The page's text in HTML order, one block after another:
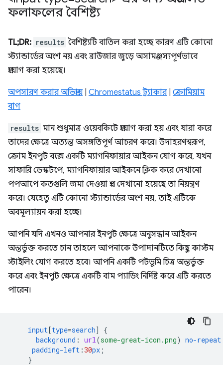
ফলাফলের বৈশিষ্ট্য
TL;DR: results বৈশিষ্ট্যটি বাতিল করা হচ্ছে কারণ এটি কোনো
স্ট্যান্ডার্ডের অংশ নয় এবং ব্রাউজার জুড়ে অসামঞ্জস্যপূর্ণভাবে
প্রয়োগ করা হয়েছে।
অপসারণ করার অভিপ্রায় Chromestatus ট্র্যাকার| ক্রোমিয়াম
বাগ
results মান শুধুমাত্র ওয়েবকিটে প্রয়োগ করা হয় এবং যারা করে
তাদের ক্ষেত্রে অত্যন্ত অসঙ্গতিপূর্ণ আচরণ করে। উদাহরণস্বরূপ,
ক্রোম ইনপুট বক্সে একটি ম্যাগনিফায়ার আইকন যোগ করে, যখন
সাফারি ডেস্কটপে, ম্যাগনিফায়ার আইকনে ক্লিক করে দেখানো
পপআপে কতগুলি জমা দেওয়া প্রশ্ন দেখানো হয়েছে তা নিয়ন্ত্রণ
করে। যেহেতু এটি কোনো স্ট্যান্ডার্ডের অংশ নয়, তাই এটিকে
অবমূল্যায়ন করা হচ্ছে।
আপনি যদি এখনও আপনার ইনপুট ক্ষেত্রে অনুসন্ধান আইকন
অন্তর্ভুক্ত করতে চান তাহলে আপনাকে উপাদানটিতে কিছু কাস্টম
স্টাইলিং যোগ করতে হবে। আপনি একটি পটভূমি চিত্র অন্তর্ভুক্ত
করে এবং ইনপুট ক্ষেত্রে একটি বাম প্যাডিং নির্দিষ্ট করে এটি করতে
পারেন।
input[type=search]
{
background : url(some-great-icon.png) no-repeat
padding-left :30px ;
}